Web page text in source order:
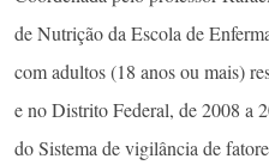
de Nutrição da Escola de
com adultos (18 anos ou mais)
e no Distrito Federal, de 2008 a
do Sistema de vigilância de